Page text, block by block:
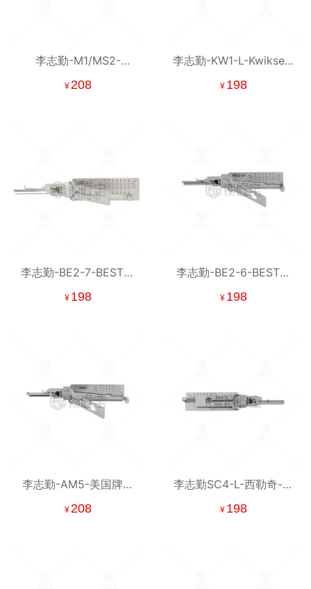
李志勤-M1/MS2-
Master国外民用锁读齿
¥208
李志勤-KW1-L-Kwikset-
国外民用锁读齿开启工
¥ 198
李志勤-BE2-7-BEST国
外民用锁读齿开启工具-
¥ 198
李志勤-BE2-6-BEST国
外民用锁读开启工具-平
¥ 198
李志勤-AM5-美国牌挂
锁国外民用锁读齿开启
¥208
李志勤SC4-L-西勒奇-国
外民用-读开工具【美
¥ 198